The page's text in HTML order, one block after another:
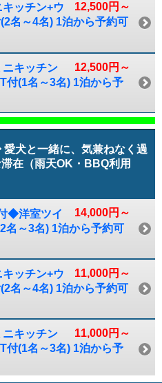
12,500円～
ッチン+ウ
名～4名) 1泊から予約可
12,500円～
キッチン
付(1名～3名) 1泊から予
犬と一緒に、気兼ねなく過
在（雨天OK・BBQ利用
14,000円～
◆洋室ツイ
名～3名) 1泊から予約可
11,000円～
ッチン+ウ
名～4名) 1泊から予約可
11,000円～
キッチン
付(1名～3名) 1泊から予